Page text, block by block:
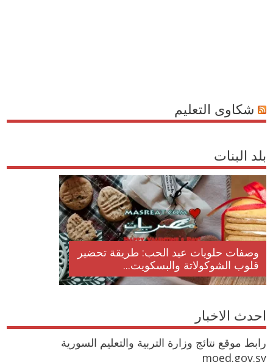
شكاوى التعليم
بلد البنات
وصفات حلويات عيد الحب: طريقة تحضير
قلوب الشوكولاتة والبسكويت...
احدث الاخبار
رابط موقع نتائج وزارة التربية والتعليم السورية
moed.gov.sy